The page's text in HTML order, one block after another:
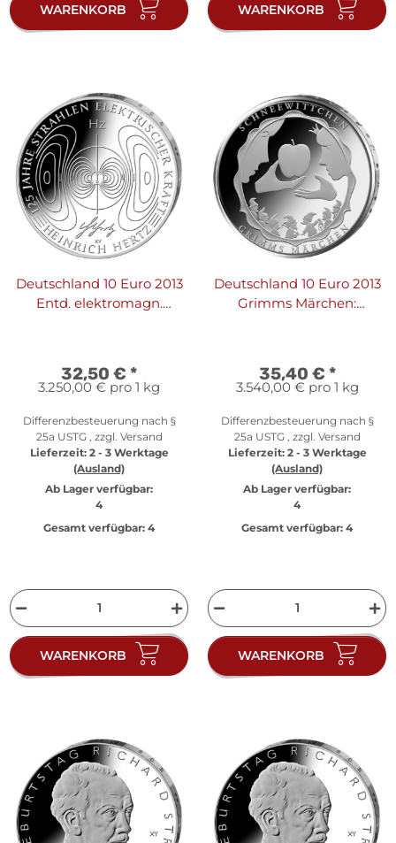
WARENKORB WARENKORB
Deutschland 10 Euro 2013
Entd. elektromagn.
32,50 € *
3.250,00 € pro 1 kg
Differenzbesteuerung nach §
25a USTG , zzgl. Versand
Lieferzeit: 2 - 3 Werktage
(Ausland)
Ab Lager verfügbar:
4
Gesamt verfügbar: 4
WARENKORB
Deutschland 10 Euro 2013
Grimms Märchen:
35,40 € *
3.540,00 € pro 1 kg
Differenzbesteuerung nach §
25a USTG , zzgl. Versand
Lieferzeit: 2 - 3 Werktage
(Ausland)
Ab Lager verfügbar:
4
Gesamt verfügbar: 4
WARENKORB